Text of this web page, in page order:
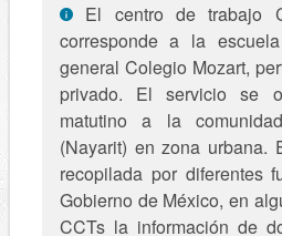
El centro de trabajo
corresponde a la
general Colegio Mozart,
privado. El servicio se
matutino a la
(Nayarit) en zona urbana.
recopilada por diferentes
Gobierno de México, en
CCTs la información de